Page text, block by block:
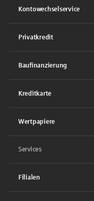
Kontowechselservice
Privatkredit
Baufinanzierung
Kreditkarte
Wertpapiere
Services
Filialen